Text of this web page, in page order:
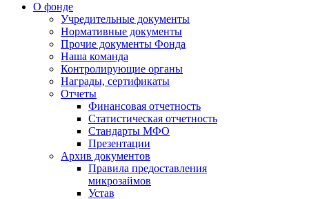
О фонде
Учредительные документы
Нормативные документы
Прочие документы Фонда
Наша команда
Контролирующие органы
Награды, сертификаты
Отчеты
Финансовая отчетность
Статистическая отчетность
Стандарты МФО
Презентации
Архив документов
Правила предоставления
микрозаймов
Устав